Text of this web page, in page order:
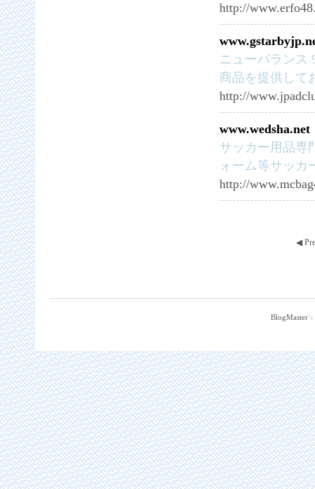
http://
ニューバランス
商品を提供して
http://
www.wedsha.net
サッカー用品専
ォーム等サッカ
http://
◀
BlogMaster